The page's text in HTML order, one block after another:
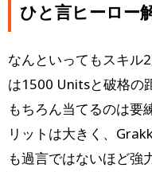
ひと言ヒーロー
なんといってもスキル
は1500 Unitsと破格の
もちろん当てるのは要
リットは大きく、
も過言ではないほど強